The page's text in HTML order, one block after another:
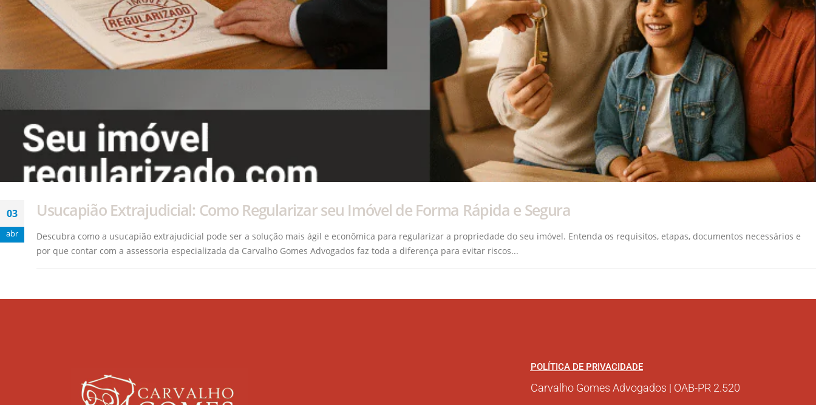
03
abr
Usucapião Extrajudicial: Como Regularizar seu Imóvel de Forma Rápida e Segura
Descubra como a usucapião extrajudicial pode ser a solução mais ágil e econômica para regularizar a propriedade do seu imóvel. Entenda os requisitos, etapas, documentos necessários e
por que contar com a assessoria especializada da Carvalho Gomes Advogados faz toda a diferença para evitar riscos...
POLÍTICA DE PRIVACIDADE
Carvalho Gomes Advogados | OAB-PR 2.520